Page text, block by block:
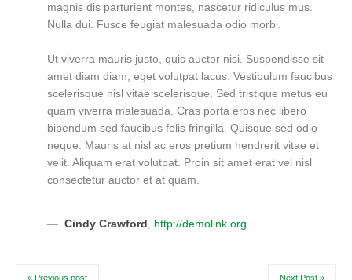
magnis dis parturient montes, nascetur ridiculus mus.
Nulla dui. Fusce feugiat malesuada odio morbi.
Ut viverra mauris justo, quis auctor nisi. Suspendisse sit
amet diam diam, eget volutpat lacus. Vestibulum faucibus
scelerisque nisl vitae scelerisque. Sed tristique metus eu
quam viverra malesuada. Cras porta eros nec libero
bibendum sed faucibus felis fringilla. Quisque sed odio
neque. Mauris at nisl ac eros pretium hendrerit vitae et
velit. Aliquam erat volutpat. Proin sit amet erat vel nisl
consectetur auctor et at quam.
Cindy Crawford http://demolink.org
« Previous post Next Post »